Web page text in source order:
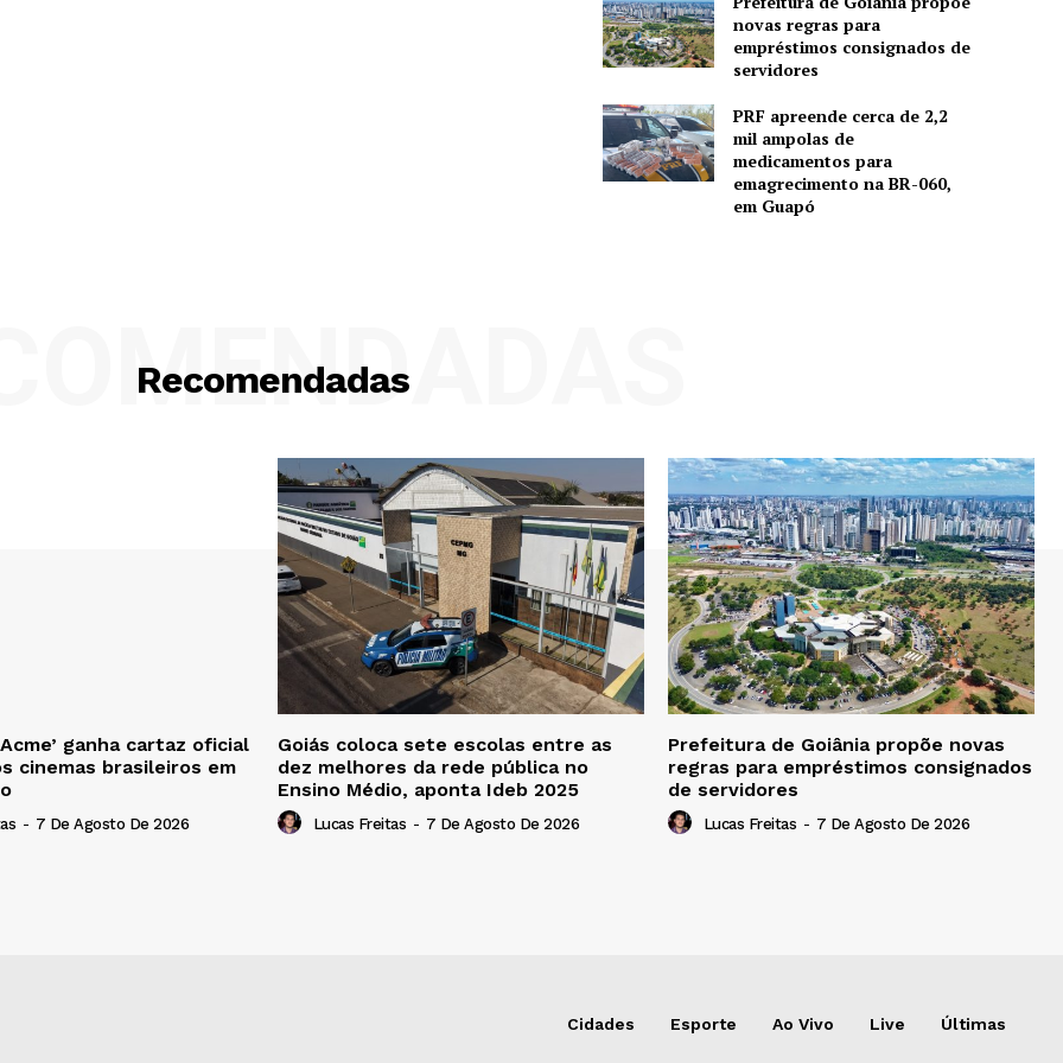
novas regras para
empréstimos consignados de
servidores
PRF apreende cerca de 2,2
mil ampolas de
medicamentos para
emagrecimento na BR-060,
em Guapó
Recomendadas
ganha cartaz oficial
cinemas brasileiros em
- 7 De Agosto De 2026
Goiás coloca sete escolas entre as
dez melhores da rede pública no
Ensino Médio, aponta Ideb 2025
Lucas Freitas - 7 De Agosto De 2026
Prefeitura de Goiânia propõe novas
regras para empréstimos consignados
de servidores
Lucas Freitas - 7 De Agosto De 2026
Cidades Esporte Ao Vivo Live Últimas